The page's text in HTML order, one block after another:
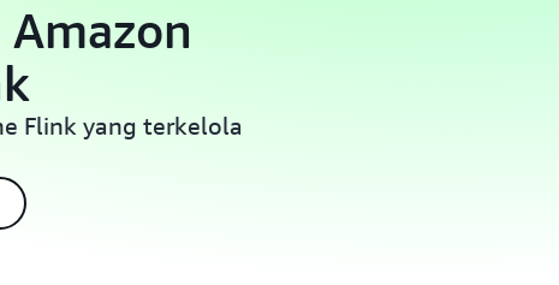
Flink yang terkelola